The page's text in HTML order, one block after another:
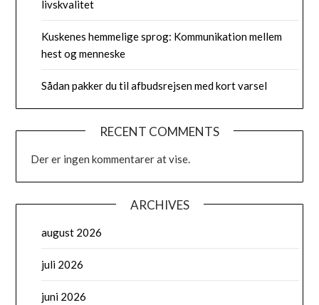
livskvalitet
Kuskenes hemmelige sprog: Kommunikation mellem
hest og menneske
Sådan pakker du til afbudsrejsen med kort varsel
RECENT COMMENTS
Der er ingen kommentarer at vise.
ARCHIVES
august 2026
juli 2026
juni 2026